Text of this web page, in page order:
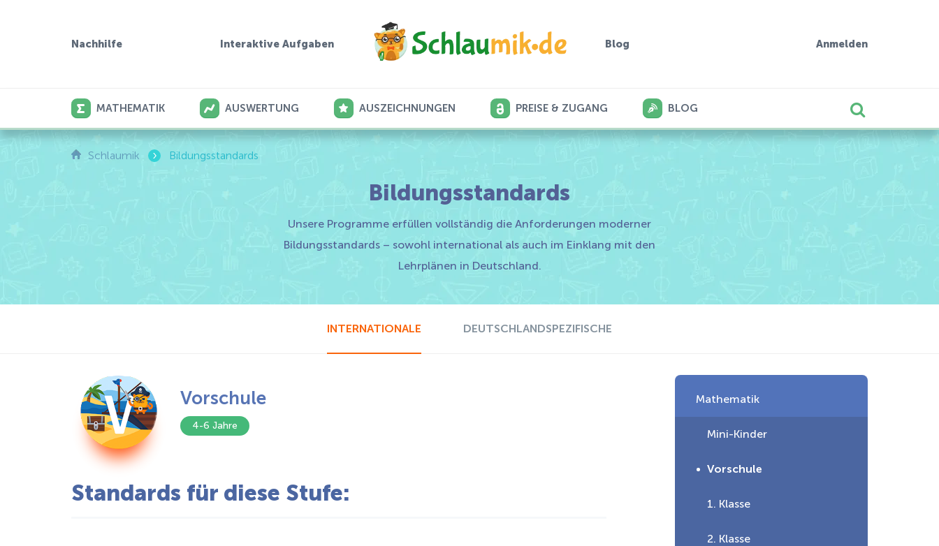
Nachhilfe Interaktive Aufgaben Blog Anmelden
MATHEMATIK AUSWERTUNG AUSZEICHNUNGEN PREISE & ZUGANG BLOG
Schlaumik › Bildungsstandards
Bildungsstandards
Unsere Programme erfüllen vollständig die Anforderungen moderner
Bildungsstandards – sowohl international als auch im Einklang mit den
Lehrplänen in Deutschland.
INTERNATIONALE DEUTSCHLANDSPEZIFISCHE
Vorschule
4-6 Jahre
Standards für diese Stufe:
Mathematik
Mini-Kinder
Vorschule
1. Klasse
2. Klasse